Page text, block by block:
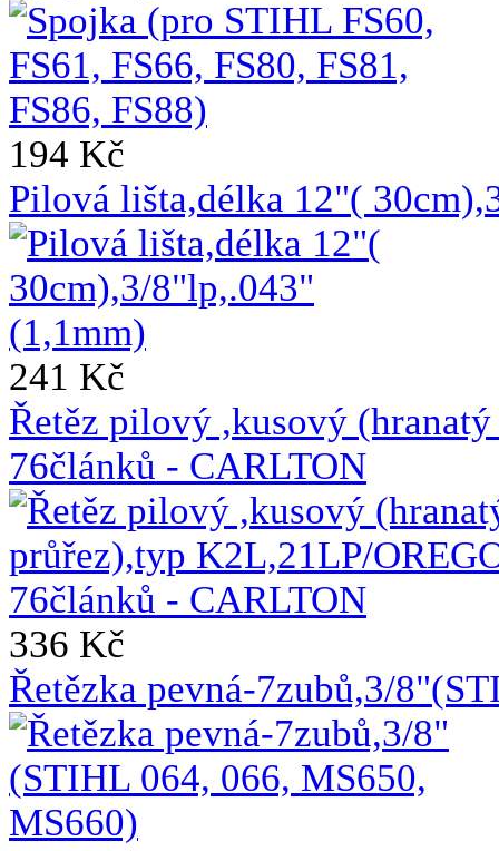
194 Kč
Pilová lišta,délka 12"(
241 Kč
Řetěz pilový ,kusový
76článků - CARLTON
336 Kč
Řetězka pevná-7zubů,3/